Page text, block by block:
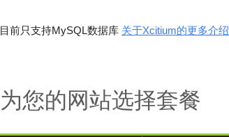
目前只支持MySQL数据库 关于Xcitium的更多介绍
为您的网站选择套餐